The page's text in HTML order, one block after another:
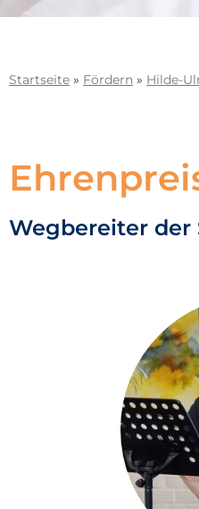
Startseite » Fördern » Hilde-
Wegbereiter der